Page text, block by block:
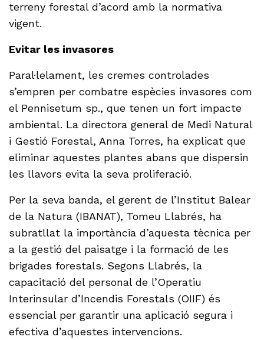
terreny forestal d’acord amb la normativa
vigent.
Evitar les invasores
Paral·lelament, les cremes controlades
s’empren per combatre espècies invasores com
el Pennisetum sp., que tenen un fort impacte
ambiental. La directora general de Medi Natural
i Gestió Forestal, Anna Torres, ha explicat que
eliminar aquestes plantes abans que dispersin
les llavors evita la seva proliferació.
Per la seva banda, el gerent de l’Institut Balear
de la Natura (IBANAT), Tomeu Llabrés, ha
subratllat la importància d’aquesta tècnica per
a la gestió del paisatge i la formació de les
brigades forestals. Segons Llabrés, la
capacitació del personal de l’Operatiu
Interinsular d’Incendis Forestals (OIIF) és
essencial per garantir una aplicació segura i
efectiva d’aquestes intervencions.